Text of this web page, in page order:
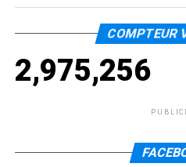
COMPTEUR
2,975,256